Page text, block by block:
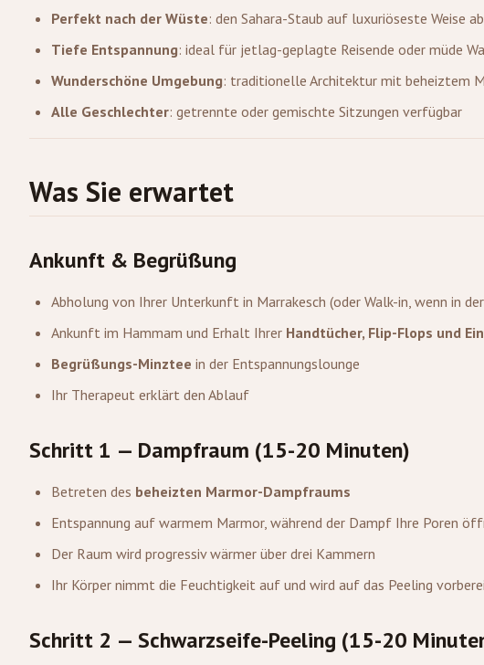
Perfekt nach der Wüste: den Sahara-Staub auf luxuriöseste Weise
Tiefe Entspannung: ideal für jetlag-geplagte Reisende oder müde
Wunderschöne Umgebung: traditionelle Architektur mit beheiztem
Alle Geschlechter: getrennte oder gemischte Sitzungen verfügbar
Was Sie erwartet
Ankunft & Begrüßung
Abholung von Ihrer Unterkunft in Marrakesch (oder Walk-in, wenn in
Ankunft im Hammam und Erhalt Ihrer Handtücher, Flip-Flops und
Begrüßungs-Minztee in der Entspannungslounge
Ihr Therapeut erklärt den Ablauf
Schritt 1 — Dampfraum (15-20 Minuten)
Betreten des beheizten Marmor-Dampfraums
Entspannung auf warmem Marmor, während der Dampf Ihre Poren
Der Raum wird progressiv wärmer über drei Kammern
Ihr Körper nimmt die Feuchtigkeit auf und wird auf das Peeling
Schritt 2 — Schwarzseife-Peeling (15-20